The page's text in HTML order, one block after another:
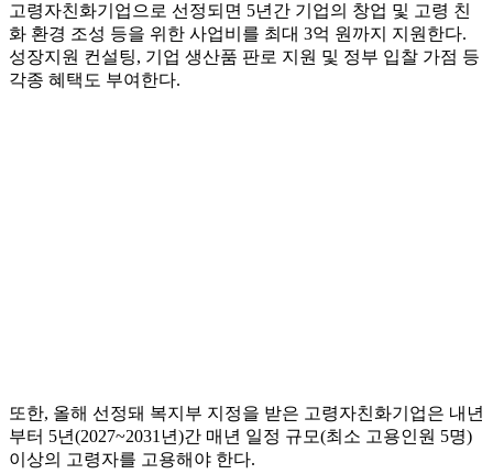
고령자친화기업으로 선정되면 5년간 기업의 창업 및 고령 친
화 환경 조성 등을 위한 사업비를 최대 3억 원까지 지원한다.
성장지원 컨설팅, 기업 생산품 판로 지원 및 정부 입찰 가점 등
각종 혜택도 부여한다.
또한, 올해 선정돼 복지부 지정을 받은 고령자친화기업은 내년
부터 5년(2027~2031년)간 매년 일정 규모(최소 고용인원 5명)
이상의 고령자를 고용해야 한다.